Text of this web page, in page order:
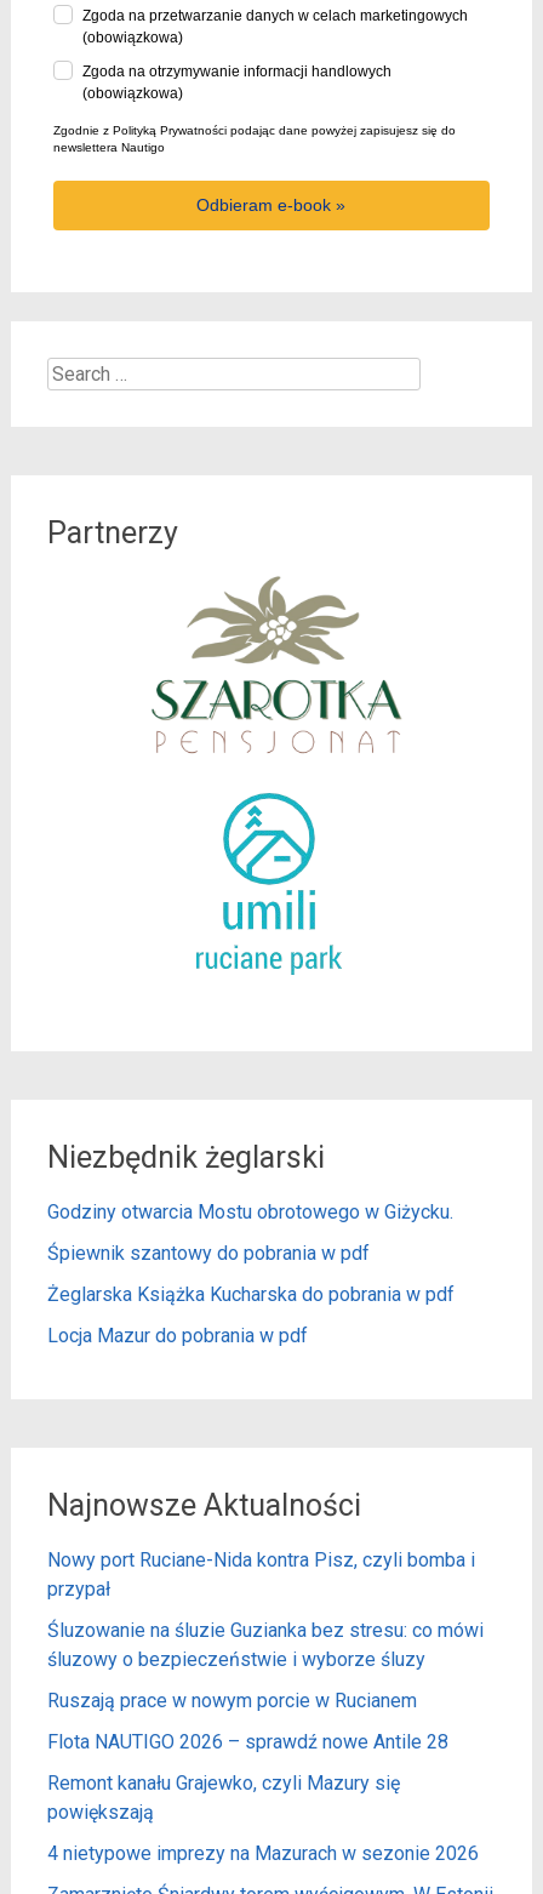
Zgoda na przetwarzanie danych w celach marketingowych
(obowiązkowa)
Zgoda na otrzymywanie informacji handlowych
(obowiązkowa)
Zgodnie z Polityką Prywatności podając dane powyżej zapisujesz się do
newslettera Nautigo
Odbieram e-book »
Search
Partnerzy
Niezbędnik żeglarski
Godziny otwarcia Mostu obrotowego w Giżycku.
Śpiewnik szantowy do pobrania w pdf
Żeglarska Książka Kucharska do pobrania w pdf
Locja Mazur do pobrania w pdf
Najnowsze Aktualności
Nowy port Ruciane-Nida kontra Pisz, czyli bomba i
przypał
Śluzowanie na śluzie Guzianka bez stresu: co mówi
śluzowy o bezpieczeństwie i wyborze śluzy
Ruszają prace w nowym porcie w Rucianem
Flota NAUTIGO 2026 – sprawdź nowe Antile 28
Remont kanału Grajewko, czyli Mazury się
powiększają
4 nietypowe imprezy na Mazurach w sezonie 2026